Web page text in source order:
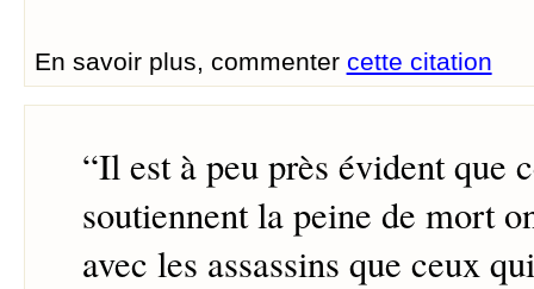
En savoir plus, commenter cette citation
“Il est à peu près évident que
soutiennent la peine de mort
avec les assassins que ceux